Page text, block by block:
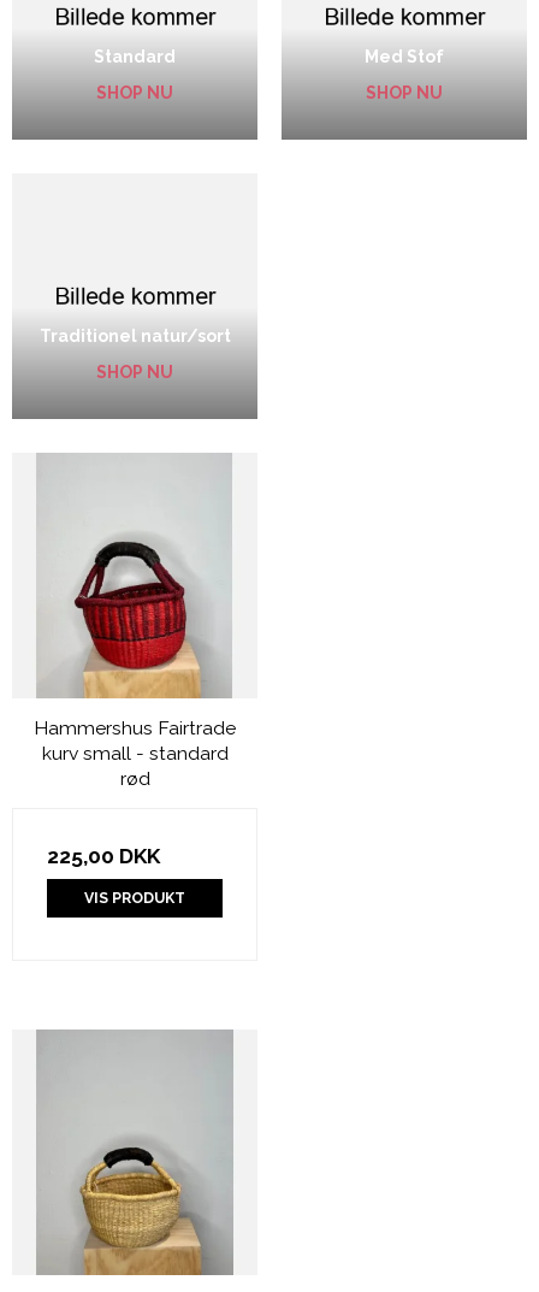
Standard
SHOP NU
Med Stof
SHOP NU
Traditionel natur/sort
SHOP NU
Hammershus Fairtrade
kurv small - standard
rød
225,00 DKK
VIS PRODUKT